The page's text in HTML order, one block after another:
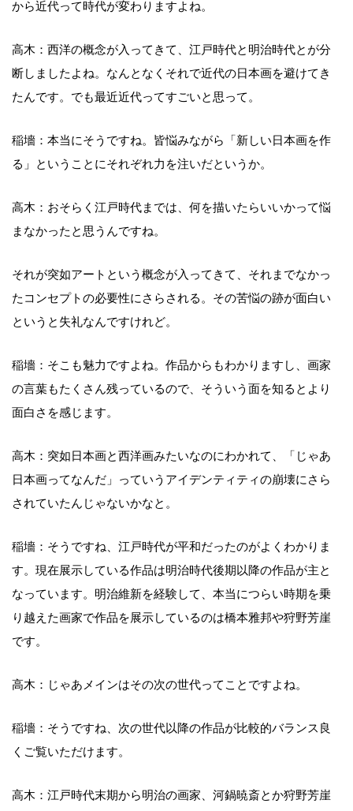
から近代って時代が変わりますよね。
高木：西洋の概念が入ってきて、江戸時代と明治時代とが分
断しましたよね。なんとなくそれで近代の日本画を避けてき
たんです。でも最近近代ってすごいと思って。
稲墻：本当にそうですね。皆悩みながら「新しい日本画を作
る」ということにそれぞれ力を注いだというか。
高木：おそらく江戸時代までは、何を描いたらいいかって悩
まなかったと思うんですね。
それが突如アートという概念が入ってきて、それまでなかっ
たコンセプトの必要性にさらされる。その苦悩の跡が面白い
というと失礼なんですけれど。
稲墻：そこも魅力ですよね。作品からもわかりますし、画家
の言葉もたくさん残っているので、そういう面を知るとより
面白さを感じます。
高木：突如日本画と西洋画みたいなのにわかれて、「じゃあ
日本画ってなんだ」っていうアイデンティティの崩壊にさら
されていたんじゃないかなと。
稲墻：そうですね、江戸時代が平和だったのがよくわかりま
す。現在展示している作品は明治時代後期以降の作品が主と
なっています。明治維新を経験して、本当につらい時期を乗
り越えた画家で作品を展示しているのは橋本雅邦や狩野芳崖
です。
高木：じゃあメインはその次の世代ってことですよね。
稲墻：そうですね、次の世代以降の作品が比較的バランス良
くご覧いただけます。
高木：江戸時代末期から明治の画家、河鍋暁斎とか狩野芳崖